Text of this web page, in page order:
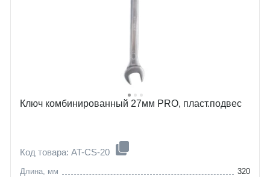
Ключ комбинированный 27мм PRO, пласт.подвес
Код товара: AT-CS-20
Длина, мм
320